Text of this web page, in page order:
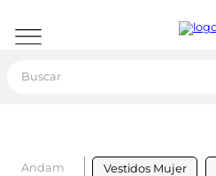
Andam Vestidos Mujer